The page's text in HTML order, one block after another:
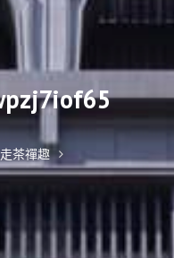
茶禪趣